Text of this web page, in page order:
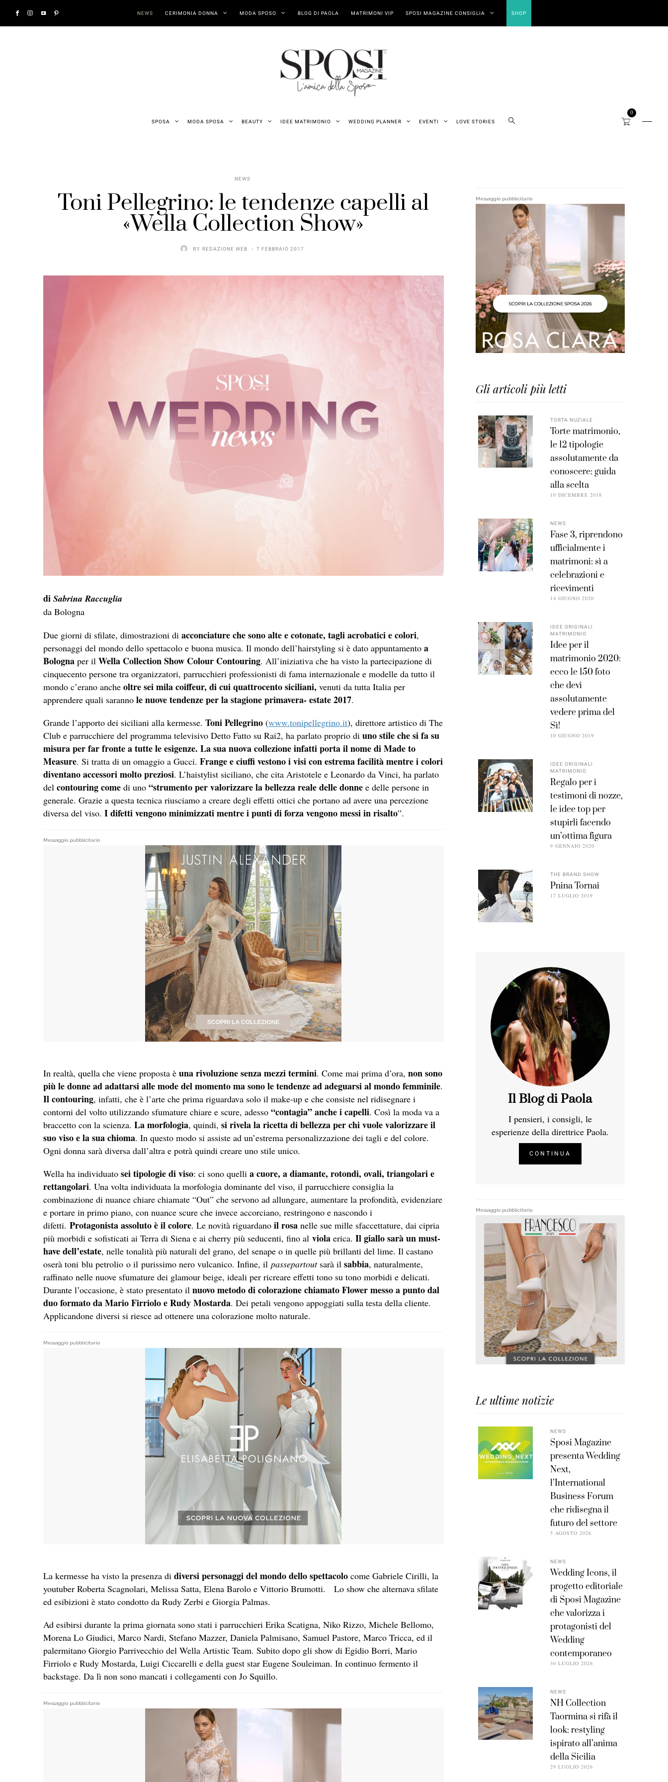
NEWS CERIMONIA DONNA MODA SPOSO BLOG DI PAOLA MATRIMONI VIP SPOSI MAGAZINE CONSIGLIA SHOP
SPOSA MODA SPOSA BEAUTY IDEE MATRIMONIO WEDDING PLANNER EVENTI LOVE STORIES
0
NEWS
Toni Pellegrino: le tendenze capelli al
«Wella Collection Show»
BY REDAZIONE WEB 7 FEBBRAIO 2017
di Sabrina Raccuglia
da Bologna
Due giorni di sfilate, dimostrazioni di acconciature che sono alte e cotonate, tagli acrobatici e colori,
personaggi del mondo dello spettacolo e buona musica. Il mondo dell’hairstyling si è dato appuntamento a
Bologna per il Wella Collection Show Colour Contouring. All’iniziativa che ha visto la partecipazione di
cinquecento persone tra organizzatori, parrucchieri professionisti di fama internazionale e modelle da tutto il
mondo c’erano anche oltre sei mila coiffeur, di cui quattrocento siciliani, venuti da tutta Italia per
apprendere quali saranno le nuove tendenze per la stagione primavera- estate 2017.
Grande l’apporto dei siciliani alla kermesse. Toni Pellegrino (www.tonipellegrino.it), direttore artistico di The
Club e parrucchiere del programma televisivo Detto Fatto su Rai2, ha parlato proprio di uno stile che si fa su
misura per far fronte a tutte le esigenze. La sua nuova collezione infatti porta il nome di Made to
Measure. Si tratta di un omaggio a Gucci. Frange e ciuffi vestono i visi con estrema facilità mentre i colori
diventano accessori molto preziosi. L’haistylist siciliano, che cita Aristotele e Leonardo da Vinci, ha parlato
del contouring come di uno “strumento per valorizzare la bellezza reale delle donne e delle persone in
generale. Grazie a questa tecnica riusciamo a creare degli effetti ottici che portano ad avere una percezione
diversa del viso. I difetti vengono minimizzati mentre i punti di forza vengono messi in risalto”.
Messaggio pubblicitario
In realtà, quella che viene proposta è una rivoluzione senza mezzi termini. Come mai prima d’ora, non sono
più le donne ad adattarsi alle mode del momento ma sono le tendenze ad adeguarsi al mondo femminile.
Il contouring, infatti, che è l’arte che prima riguardava solo il make-up e che consiste nel ridisegnare i
contorni del volto utilizzando sfumature chiare e scure, adesso “contagia” anche i capelli. Così la moda va a
braccetto con la scienza. La morfologia, quindi, si rivela la ricetta di bellezza per chi vuole valorizzare il
suo viso e la sua chioma. In questo modo si assiste ad un’estrema personalizzazione dei tagli e del colore.
Ogni donna sarà diversa dall’altra e potrà quindi creare uno stile unico.
Wella ha individuato sei tipologie di viso: ci sono quelli a cuore, a diamante, rotondi, ovali, triangolari e
rettangolari. Una volta individuata la morfologia dominante del viso, il parrucchiere consiglia la
combinazione di nuance chiare chiamate “Out” che servono ad allungare, aumentare la profondità, evidenziare
e portare in primo piano, con nuance scure che invece accorciano, restringono e nascondo i
difetti. Protagonista assoluto è il colore. Le novità riguardano il rosa nelle sue mille sfaccettature, dai cipria
più morbidi e sofisticati ai Terra di Siena e ai cherry più seducenti, fino al viola erica. Il giallo sarà un must-
have dell’estate, nelle tonalità più naturali del grano, del senape o in quelle più brillanti del lime. Il castano
oserà toni blu petrolio o il purissimo nero vulcanico. Infine, il passepartoutsarà il sabbia, naturalmente,
raffinato nelle nuove sfumature dei glamour beige, ideali per ricreare effetti tono su tono morbidi e delicati.
Durante l’occasione, è stato presentato il nuovo metodo di colorazione chiamato Flower messo a punto dal
duo formato da Mario Firriolo e Rudy Mostarda. Dei petali vengono appoggiati sulla testa della cliente.
Applicandone diversi si riesce ad ottenere una colorazione molto naturale.
Messaggio pubblicitario
La kermesse ha visto la presenza di diversi personaggi del mondo dello spettacolo come Gabriele Cirilli, la
youtuber Roberta Scagnolari, Melissa Satta, Elena Barolo e Vittorio Brumotti. Lo show che alternava sfilate
ed esibizioni è stato condotto da Rudy Zerbi e Giorgia Palmas.
Ad esibirsi durante la prima giornata sono stati i parrucchieri Erika Scatigna, Niko Rizzo, Michele Bellomo,
Morena Lo Giudici, Marco Nardi, Stefano Mazzer, Daniela Palmisano, Samuel Pastore, Marco Tricca, ed il
palermitano Giorgio Parrivecchio del Wella Artistic Team. Subito dopo gli show di Egidio Borri, Mario
Firriolo e Rudy Mostarda, Luigi Ciccarelli e della guest star Eugene Souleiman. In continuo fermento il
backstage. Da lì non sono mancati i collegamenti con Jo Squillo.
Messaggio pubblicitario
Messaggio pubblicitario
Gli articoli più letti
TORTA NUZIALE
Torte matrimonio,
le 12 tipologie
assolutamente da
conoscere: guida
alla scelta
10 DICEMBRE 2018
NEWS
Fase 3, riprendono
ufficialmente i
matrimoni: sì a
celebrazioni e
ricevimenti
14 GIUGNO 2020
IDEE ORIGINALI
MATRIMONIO
Idee per il
matrimonio 2020:
ecco le 150 foto
che devi
assolutamente
vedere prima del
Sì!
10 GIUGNO 2019
IDEE ORIGINALI
MATRIMONIO
Regalo per i
testimoni di nozze,
le idee top per
stupirli facendo
un’ottima figura
9 GENNAIO 2020
THE BRAND SHOW
Pnina Tornai
17 LUGLIO 2019
Il Blog di Paola
I pensieri, i consigli, le
esperienze della direttrice Paola.
CONTINUA
Messaggio pubblicitario
Le ultime notizie
NEWS
Sposi Magazine
presenta Wedding
Next,
l’International
Business Forum
che ridisegna il
futuro del settore
5 AGOSTO 2026
NEWS
Wedding Icons, il
progetto editoriale
di Sposi Magazine
che valorizza i
protagonisti del
Wedding
contemporaneo
30 LUGLIO 2026
NEWS
NH Collection
Taormina si rifà il
look: restyling
ispirato all’anima
della Sicilia
29 LUGLIO 2026